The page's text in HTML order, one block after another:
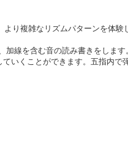
り複雑なリズムパターンを体験
加線を含む音の読み書きをします
いくことができます。五指内で